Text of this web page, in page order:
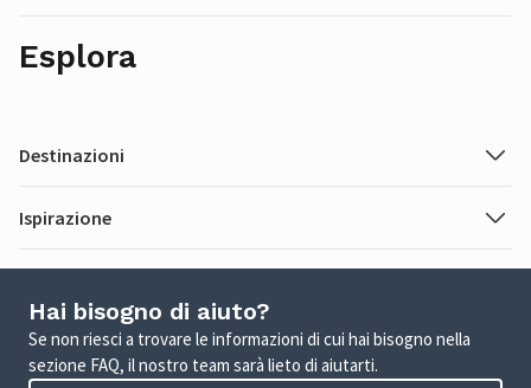
Esplora
Destinazioni
Ispirazione
Hai bisogno di aiuto?
Se non riesci a trovare le informazioni di cui hai bisogno nella
sezione FAQ, il nostro team sarà lieto di aiutarti.